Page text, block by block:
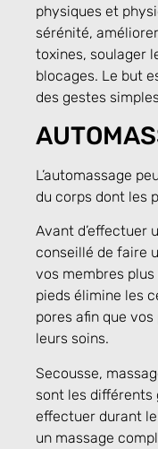
physiques et
sérénité,
toxines, soulager
blocages. Le but
des gestes
L’automassage
du corps dont les
Avant d’effectuer
conseillé de faire
vos membres
pieds élimine les
pores afin que
leurs soins.
Secousse,
sont les différents
effectuer durant
un massage